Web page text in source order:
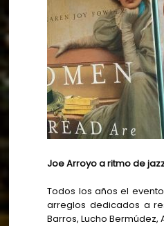
Joe Arroyo a ritmo de
Todos los años el
arreglos dedicados a
Barros, Lucho